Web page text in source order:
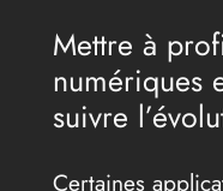
Mettre à
numériques
suivre
Certaines